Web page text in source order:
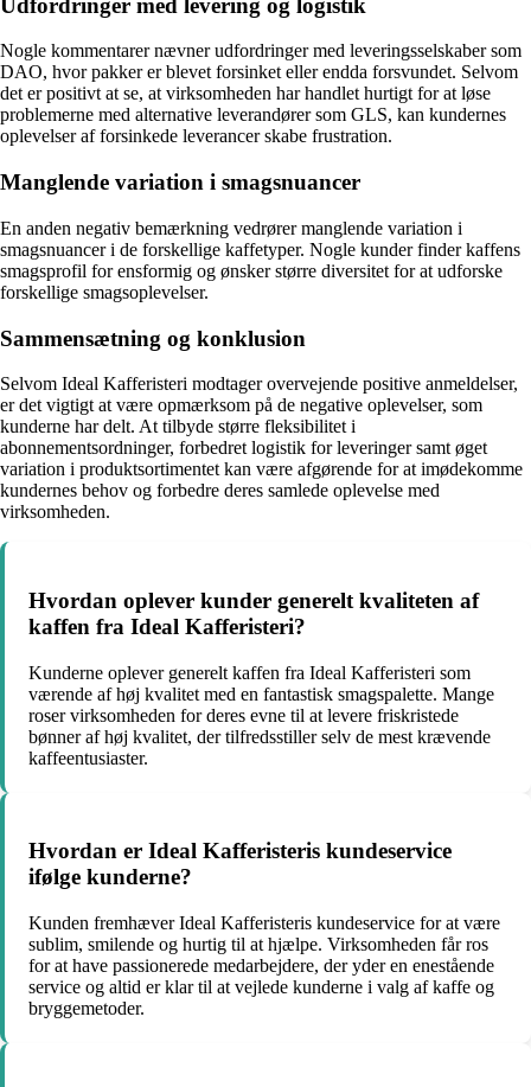
Nogle kommentarer nævner udfordringer med leveringsselskaber som
DAO, hvor pakker er blevet forsinket eller endda forsvundet. Selvom
det er positivt at se, at virksomheden har handlet hurtigt for at løse
problemerne med alternative leverandører som GLS, kan kundernes
oplevelser af forsinkede leverancer skabe frustration.
Manglende variation i smagsnuancer
En anden negativ bemærkning vedrører manglende variation i
smagsnuancer i de forskellige kaffetyper. Nogle kunder finder kaffens
smagsprofil for ensformig og ønsker større diversitet for at udforske
forskellige smagsoplevelser.
Sammensætning og konklusion
Selvom Ideal Kafferisteri modtager overvejende positive anmeldelser,
er det vigtigt at være opmærksom på de negative oplevelser, som
kunderne har delt. At tilbyde større fleksibilitet i
abonnementsordninger, forbedret logistik for leveringer samt øget
variation i produktsortimentet kan være afgørende for at imødekomme
kundernes behov og forbedre deres samlede oplevelse med
virksomheden.
Hvordan oplever kunder generelt kvaliteten af
kaffen fra Ideal Kafferisteri?
Kunderne oplever generelt kaffen fra Ideal Kafferisteri som
værende af høj kvalitet med en fantastisk smagspalette. Mange
roser virksomheden for deres evne til at levere friskristede
bønner af høj kvalitet, der tilfredsstiller selv de mest krævende
kaffeentusiaster.
Hvordan er Ideal Kafferisteris kundeservice
ifølge kunderne?
Kunden fremhæver Ideal Kafferisteris kundeservice for at være
sublim, smilende og hurtig til at hjælpe. Virksomheden får ros
for at have passionerede medarbejdere, der yder en enestående
service og altid er klar til at vejlede kunderne i valg af kaffe og
bryggemetoder.